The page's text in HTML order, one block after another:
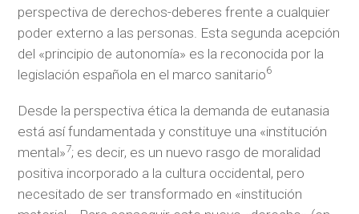
perspectiva de derechos-deberes frente a cualquier
poder externo a las personas. Esta segunda acepción
del «principio de autonomía» es la reconocida por la
legislación española en el marco sanitario6
Desde la perspectiva ética la demanda de eutanasia
está así fundamentada y constituye una «institución
mental»7; es decir, es un nuevo rasgo de moralidad
positiva incorporado a la cultura occidental, pero
necesitado de ser transformado en «institución